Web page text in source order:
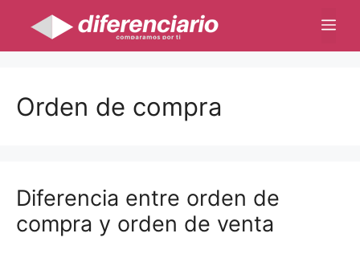
contenido
Orden de compra
Diferencia entre orden de
compra y orden de venta